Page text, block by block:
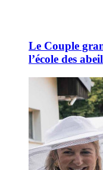
Le Couple
l’école des